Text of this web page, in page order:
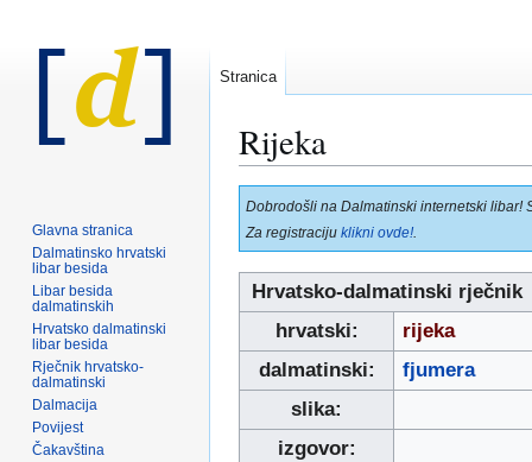
Rijeka
Prijeđi
na
navigaciju
Prijeđi
na
pretraživanje
Dobrodošli na Dalmatinski internetski libar!
Za registraciju klikni ovde!
Hrvatsko-dalmatinski rječnik
hrvatski:
rijeka
dalmatinski:
fjumera
slika:
izgovor:
Stranica
Glavna stranica
Dalmatinsko hrvatski
libar besida
Libar besida
dalmatinskih
Hrvatsko dalmatinski
libar besida
Rječnik hrvatsko-
dalmatinski
Dalmacija
Povijest
Čakavština